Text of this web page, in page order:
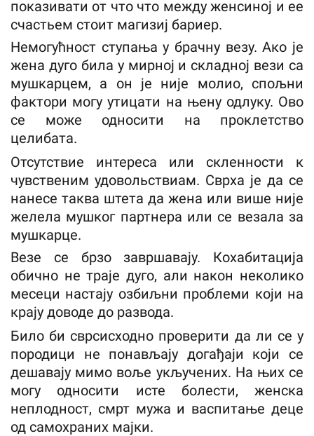
показивати от что что между женсиној и ее
счастьем стоит магизиј бариер.
Немогућност ступања у брачну везу. Ако је
жена дуго била у мирној и складној вези са
мушкарцем, а он је није молио, спољни
фактори могу утицати на њену одлуку. Ово
се може односити на проклетство
целибата.
Отсутствие интереса или скленности к
чувственим удовольствиам. Сврха је да се
нанесе таква штета да жена или више није
желела мушког партнера или се везала за
мушкарце.
Везе се брзо завршавају. Кохабитација
обично не траје дуго, али након неколико
месеци настају озбиљни проблеми који на
крају доводе до развода.
Било би сврсисходно проверити да ли се у
породици не понављају догађаји који се
дешавају мимо воље укључених. На њих се
могу односити исте болести, женска
неплодност, смрт мужа и васпитање деце
од самохраних мајки.